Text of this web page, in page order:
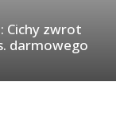
Cichy zwrot
darmowego